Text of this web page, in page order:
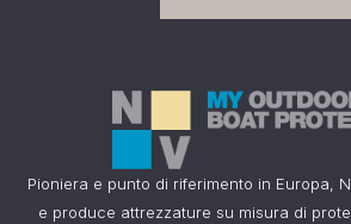
Pioniera e punto di riferimento in Europa,
e produce attrezzature su misura di